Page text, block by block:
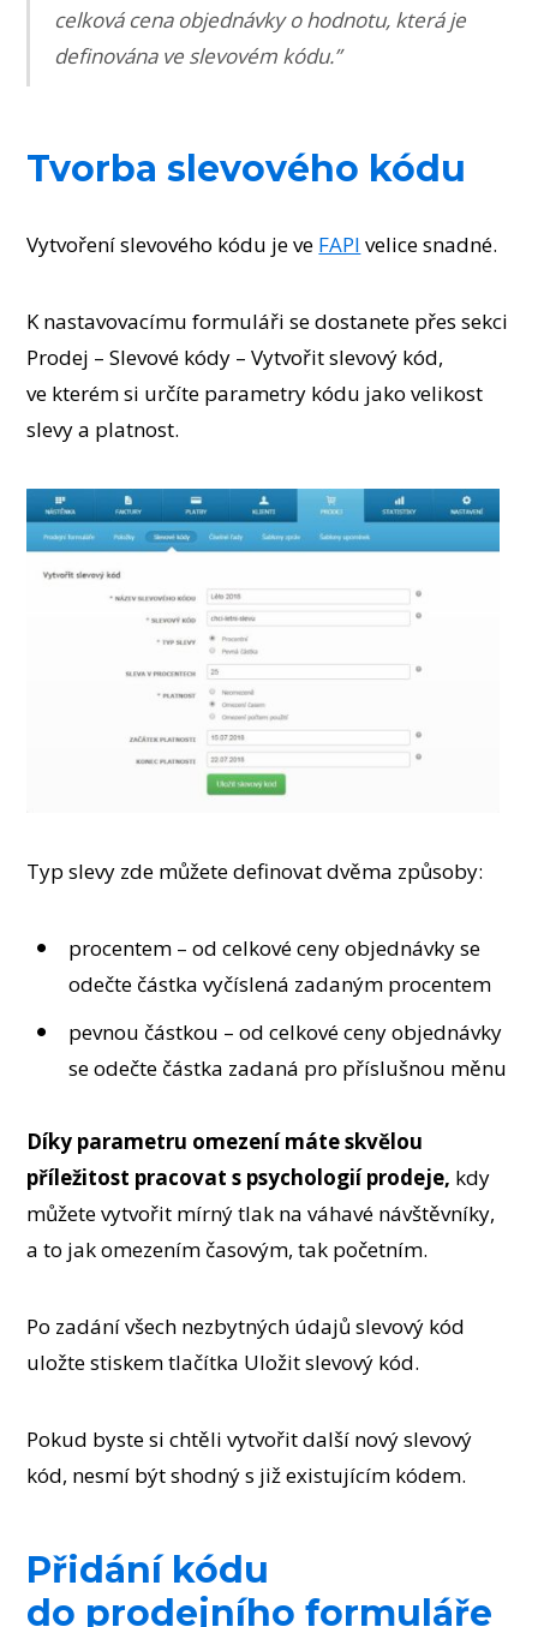
celková cena objednávky o hodnotu, která je
definována ve slevovém kódu.”
Tvorba slevového kódu
Vytvoření slevového kódu je ve FAPI velice snadné.
K nastavovacímu formuláři se dostanete přes sekci
Prodej – Slevové kódy – Vytvořit slevový kód,
ve kterém si určíte parametry kódu jako velikost
slevy a platnost.
Typ slevy zde můžete definovat dvěma způsoby:
procentem – od celkové ceny objednávky se
odečte částka vyčíslená zadaným procentem
pevnou částkou – od celkové ceny objednávky
se odečte částka zadaná pro příslušnou měnu
Díky parametru omezení máte skvělou
příležitost pracovat s psychologií prodeje, kdy
můžete vytvořit mírný tlak na váhavé návštěvníky,
a to jak omezením časovým, tak početním.
Po zadání všech nezbytných údajů slevový kód
uložte stiskem tlačítka Uložit slevový kód.
Pokud byste si chtěli vytvořit další nový slevový
kód, nesmí být shodný s již existujícím kódem.
Přidání kódu
do prodejního formuláře